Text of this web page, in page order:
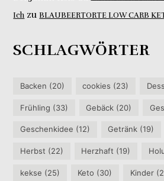
Ich zuBLAUBEERTORTE LOW CARB
SCHLAGWÖRTER
Backen (20) cookies (23)
Frühling (33) Gebäck (20)
Geschenkidee (12) Getränk (19)
Herbst (22) Herzhaft (19)
kekse (25) Keto (30) Kinder